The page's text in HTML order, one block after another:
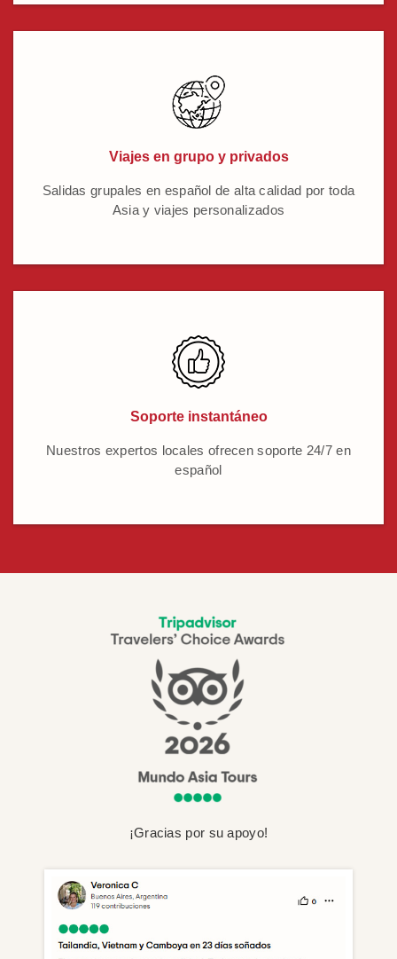
Viajes en grupo y privados
Salidas grupales en español de alta calidad por toda
Asia y viajes personalizados
Soporte instantáneo
Nuestros expertos locales ofrecen soporte 24/7 en
español
¡Gracias por su apoyo!